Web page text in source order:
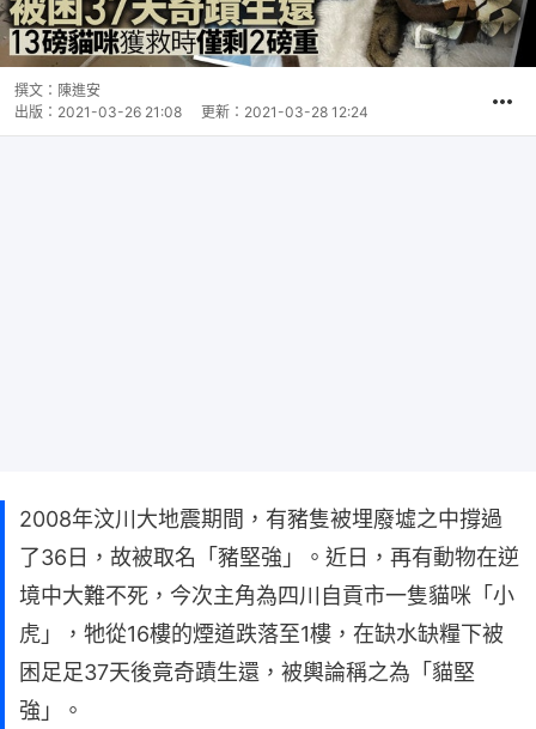
撰文： 陳進安
出版： 2021-03-26 21:08 更新： 2021-03-28 12:24
2008年汶川大地震期間，有豬隻被埋廢墟之中撐過
了36日，故被取名「豬堅強」。近日，再有動物在逆
境中大難不死，今次主角為四川自貢市一隻貓咪「小
虎」，牠從16樓的煙道跌落至1樓，在缺水缺糧下被
困足足37天後竟奇蹟生還，被輿論稱之為「貓堅
強」。